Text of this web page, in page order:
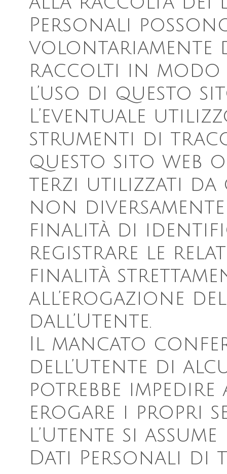
Personali
volontariamente
raccolti in modo
l’uso di questo
L’eventuale
strumenti di
questo sito web
terzi utilizzati da
non
finalità di
registrare le
finalità
all’erogazione
dall’Utente.
Il mancato
dell’Utente di
potrebbe
erogare i propri
L’Utente si
Dati Personali di